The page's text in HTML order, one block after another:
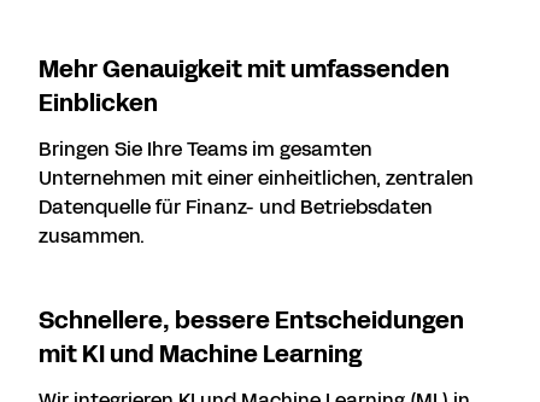
Mehr Genauigkeit mit umfassenden
Einblicken
Bringen Sie Ihre Teams im gesamten
Unternehmen mit einer einheitlichen, zentralen
Datenquelle für Finanz- und Betriebsdaten
zusammen.
Schnellere, bessere Entscheidungen
mit KI und Machine Learning